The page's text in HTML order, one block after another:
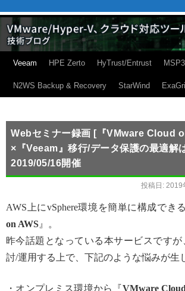
Veeam HPE Zerto HyTrust/Entrust
N2WS Backup & Recovery StarWind
Webセミナー録画 [『VMware Cloud
×『Veeam』移行/データ保護の最適
2019/05/16開催
投稿日: 2019
AWS上にvSphere環境を簡単に構成できる
on AWS 』。
昨今話題となっている本サービスです
討/運用する上で、下記のような悩みが生
・オンプレミス環境から『VMware